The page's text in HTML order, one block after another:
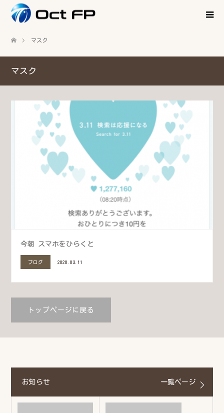
マスク
マスク
今朝 スマホをひらくと
ブログ 2020.03.11
トップページに戻る
お知らせ 一覧ページ